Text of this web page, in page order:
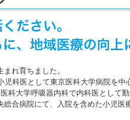
れ育ちました。
児科医として東京医科大学病院を中
科大学呼吸器内科で内科医として勤
総合病院にて、入院を含めた小児医